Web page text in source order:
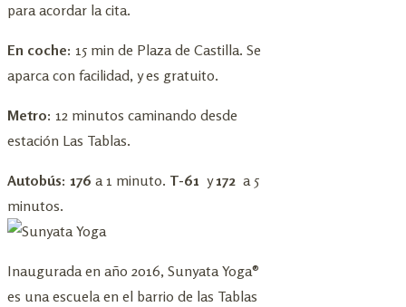
para acordar la cita.
En coche: 15 min de Plaza de Castilla. Se
aparca con facilidad, y es gratuito.
Metro: 12 minutos caminando desde
estación Las Tablas.
Autobús: 176 a 1 minuto. T-61 y172 a 5
minutos.
Inaugurada en año 2016, Sunyata Yoga®
es una escuela en el barrio de las Tablas